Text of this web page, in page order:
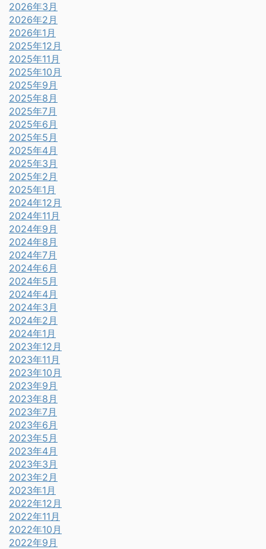
2026年3月
2026年2月
2026年1月
2025年12月
2025年11月
2025年10月
2025年9月
2025年8月
2025年7月
2025年6月
2025年5月
2025年4月
2025年3月
2025年2月
2025年1月
2024年12月
2024年11月
2024年9月
2024年8月
2024年7月
2024年6月
2024年5月
2024年4月
2024年3月
2024年2月
2024年1月
2023年12月
2023年11月
2023年10月
2023年9月
2023年8月
2023年7月
2023年6月
2023年5月
2023年4月
2023年3月
2023年2月
2023年1月
2022年12月
2022年11月
2022年10月
2022年9月